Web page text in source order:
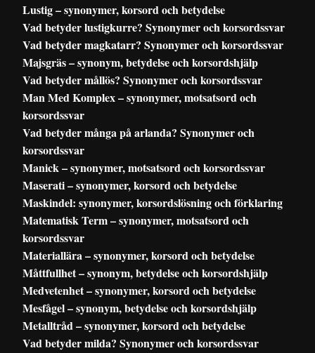
Lustig – synonymer, korsord och betydelse
Vad betyder lustigkurre? Synonymer och korsordssvar
Vad betyder magkatarr? Synonymer och korsordssvar
Majsgräs – synonym, betydelse och korsordshjälp
Vad betyder mållös? Synonymer och korsordssvar
Man Med Komplex – synonymer, motsatsord och
korsordssvar
Vad betyder många på arlanda? Synonymer och
korsordssvar
Manick – synonymer, motsatsord och korsordssvar
Maserati – synonymer, korsord och betydelse
Maskindel: synonymer, korsordslösning och förklaring
Matematisk Term – synonymer, motsatsord och
korsordssvar
Materiallära – synonymer, korsord och betydelse
Måttfullhet – synonym, betydelse och korsordshjälp
Medvetenhet – synonymer, korsord och betydelse
Mesfågel – synonym, betydelse och korsordshjälp
Metalltråd – synonymer, korsord och betydelse
Vad betyder milda? Synonymer och korsordssvar